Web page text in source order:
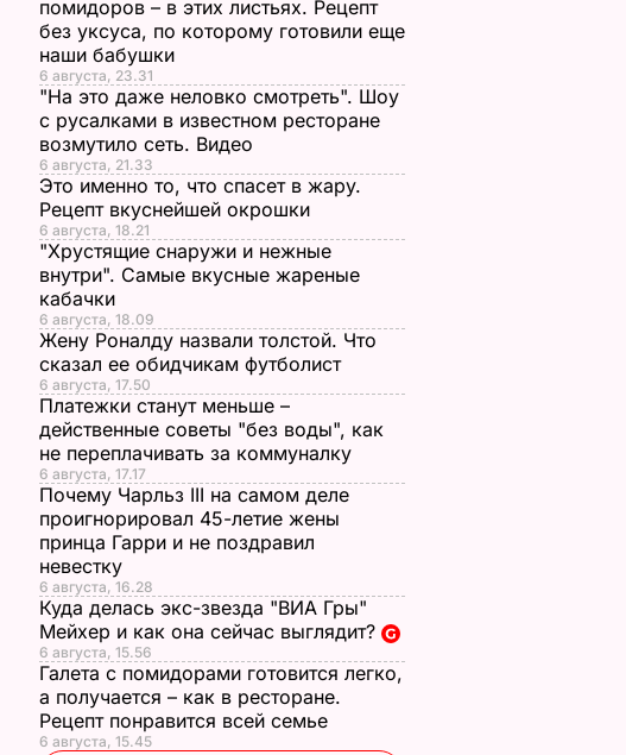
помидоров – в этих листьях. Рецепт
без уксуса, по которому готовили еще
наши бабушки
6 августа, 23.31
"На это даже неловко смотреть". Шоу
с русалками в известном ресторане
возмутило сеть. Видео
6 августа, 21.33
Это именно то, что спасет в жару.
Рецепт вкуснейшей окрошки
6 августа, 18.21
"Хрустящие снаружи и нежные
внутри". Самые вкусные жареные
кабачки
6 августа, 18.09
Жену Роналду назвали толстой. Что
сказал ее обидчикам футболист
6 августа, 17.50
Платежки станут меньше –
действенные советы "без воды", как
не переплачивать за коммуналку
6 августа, 17.17
Почему Чарльз III на самом деле
проигнорировал 45-летие жены
принца Гарри и не поздравил
невестку
6 августа, 16.28
Куда делась экс-звезда "ВИА Гры"
Мейхер и как она сейчас выглядит?
6 августа, 15.56
Галета с помидорами готовится легко,
а получается – как в ресторане.
Рецепт понравится всей семье
6 августа, 15.45